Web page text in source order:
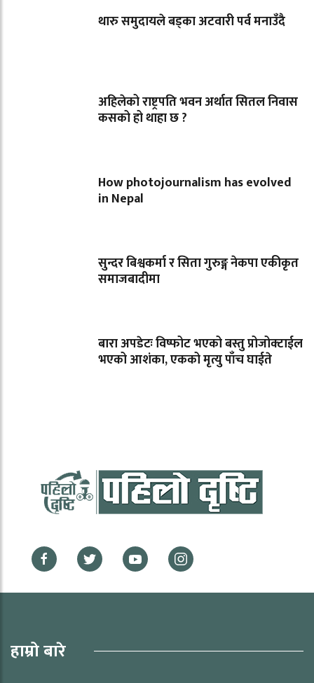
थारु समुदायले बड्का अटवारी पर्व मनाउँदै
अहिलेको राष्ट्रपति भवन अर्थात सितल निवास
कसको हो थाहा छ ?
How photojournalism has evolved
in Nepal
सुन्दर बिश्वकर्मा र सिता गुरुङ्ग नेकपा एकीकृत
समाजबादीमा
बारा अपडेटः विष्फोट भएको बस्तु प्रोजोक्टाईल
भएको आशंका, एकको मृत्यु पाँच घाईते
हाम्रो बारे